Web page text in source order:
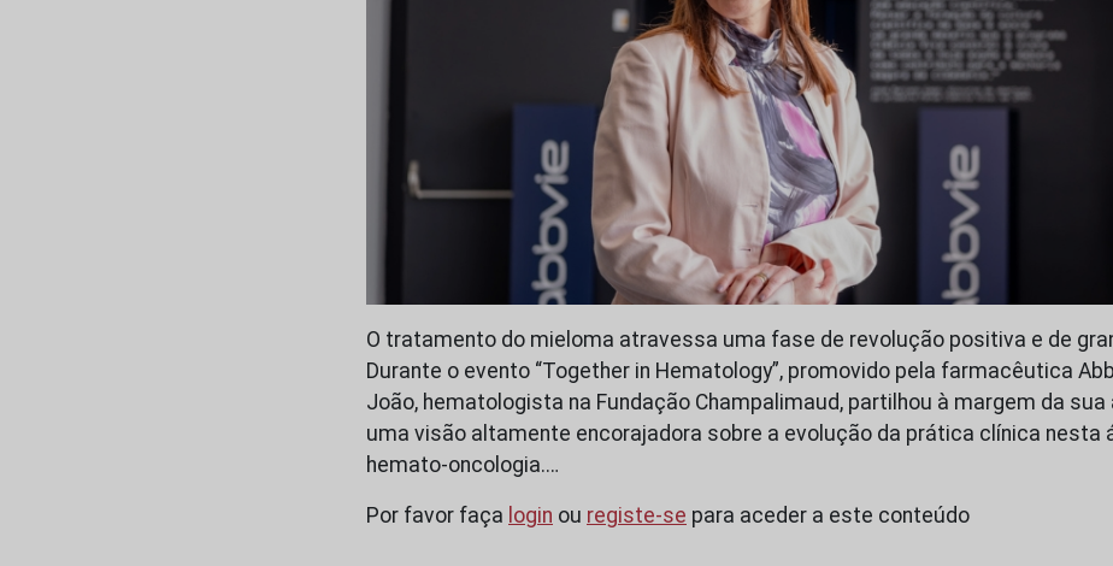
O tratamento do mieloma atravessa uma fase de revolução positiva e de
Durante o evento “Together in Hematology”, promovido pela farmacêutica
João, hematologista na Fundação Champalimaud, partilhou à margem da
uma visão altamente encorajadora sobre a evolução da prática clínica nesta
hemato-oncologia.…
Por favor faça login ou registe-se para aceder a este conteúdo